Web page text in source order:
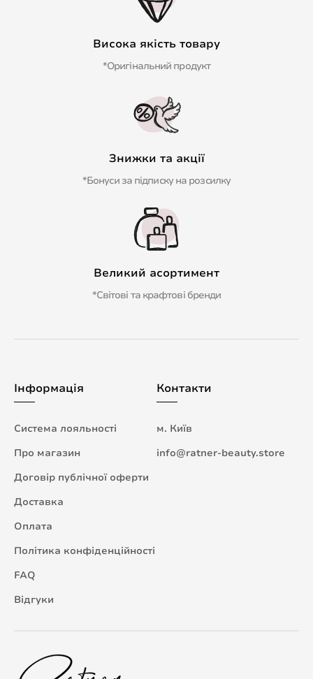
Висока якість товару
*Оригінальний продукт
Знижки та акції
*Бонуси за підписку на розсилку
Великий асортимент
*Світові та крафтові бренди
Інформація
Система лояльності
Про магазин
Договір публічної оферти
Доставка
Оплата
Політика конфіденційності
FAQ
Відгуки
Контакти
м. Київ
info@ratner-beauty.store